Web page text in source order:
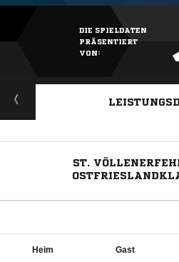
DIE SPIELDATEN
PRÄSENTIERT
VON:
ST.
Heim Gast